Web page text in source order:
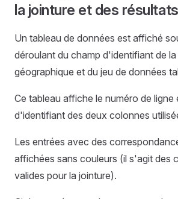
la jointure et des résultats
Un tableau de données est affiché
déroulant du champ d'identifiant de
géographique et du jeu de données
Ce tableau affiche le numéro de ligne
d'identifiant des deux colonnes
Les entrées avec des
affichées sans couleurs (il s'agit des
valides pour la jointure).